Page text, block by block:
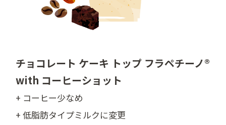
チョコレート ケーキ トップ フラペチーノ®
with コーヒーショット
+ コーヒー少なめ
+ 低脂肪タイプミルクに変更